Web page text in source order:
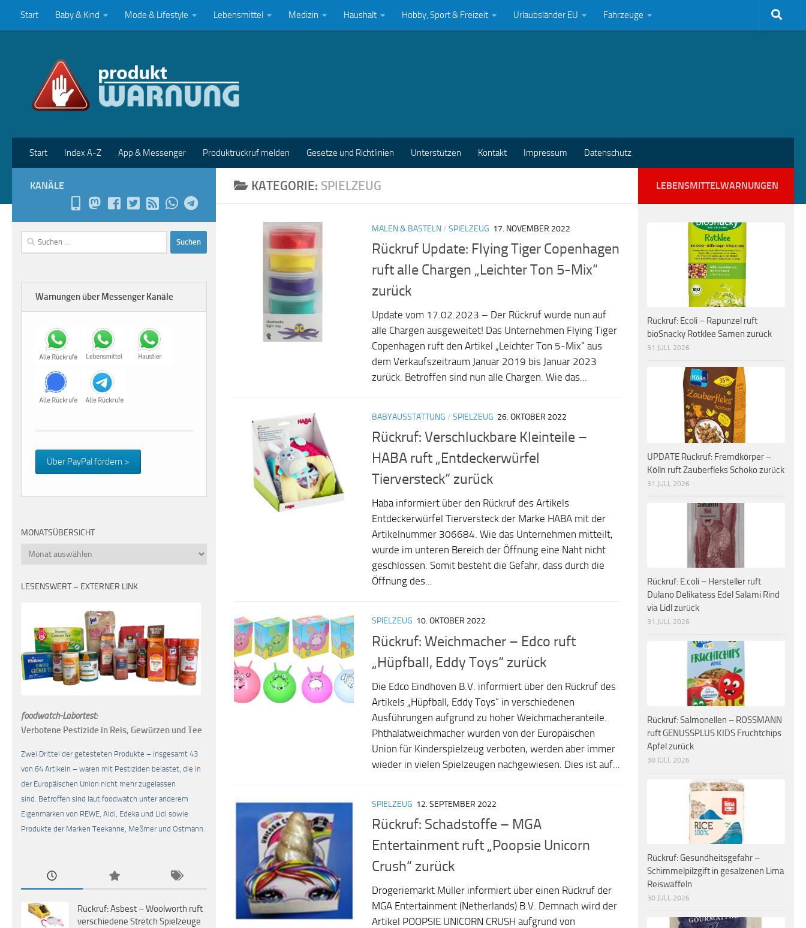
Zum Inhalt springen
Start Baby & Kind Mode & Lifestyle Lebensmittel Medizin Haushalt Hobby, Sport & Freizeit Urlaubsländer EU Fahrzeuge
Start Index A-Z App & Messenger Produktrückruf melden Gesetze und Richtlinien Unterstützen Kontakt Impressum Datenschutz
KATEGORIE: SPIELZEUG
MALEN & BASTELN/ SPIELZEUG 17. NOVEMBER 2022
Rückruf Update: Flying Tiger Copenhagen
ruft alle Chargen „Leichter Ton 5-Mix“
zurück
Update vom 17.02.2023 – Der Rückruf wurde nun auf
alle Chargen ausgeweitet! Das Unternehmen Flying Tiger
Copenhagen ruft den Artikel „Leichter Ton 5-Mix“ aus
dem Verkaufszeitraum Januar 2019 bis Januar 2023
zurück. Betroffen sind nun alle Chargen. Wie das...
BABYAUSSTATTUNG / SPIELZEUG 26. OKTOBER 2022
Rückruf: Verschluckbare Kleinteile –
HABA ruft „Entdeckerwürfel
Tierversteck“ zurück
Haba informiert über den Rückruf des Artikels
Entdeckerwürfel Tierversteck der Marke HABA mit der
Artikelnummer 306684. Wie das Unternehmen mitteilt,
wurde im unteren Bereich der Öffnung eine Naht nicht
geschlossen. Somit besteht die Gefahr, dass durch die
Öffnung des...
SPIELZEUG 10. OKTOBER 2022
Rückruf: Weichmacher – Edco ruft
„Hüpfball, Eddy Toys“ zurück
Die Edco Eindhoven B.V. informiert über den Rückruf des
Artikels „Hüpfball, Eddy Toys“ in verschiedenen
Ausführungen aufgrund zu hoher Weichmacheranteile.
Phthalatweichmacher wurden von der Europäischen
Union für Kinderspielzeug verboten, werden aber immer
wieder in vielen Spielzeugen nachgewiesen. Dies ist auf...
SPIELZEUG 12. SEPTEMBER 2022
Rückruf: Schadstoffe – MGA
Entertainment ruft „Poopsie Unicorn
Crush“ zurück
Drogeriemarkt Müller informiert über einen Rückruf der
MGA Entertainment (Netherlands) B.V. Demnach wird der
Artikel POOPSIE UNICORN CRUSH aufgrund von
KANÄLE
Suchen
nach:
Warnungen über Messenger Kanäle
Über PayPal fördern >
MONATSÜBERSICHT
Monatsübersicht
LESENSWERT – EXTERNER LINK
foodwatch-Labortest:
Verbotene Pestizide in Reis, Gewürzen und Tee
Zwei Drittel der getesteten Produkte – insgesamt 43
von 64 Artikeln – waren mit Pestiziden belastet, die in
der Europäischen Union nicht mehr zugelassen
sind. Betroffen sind laut foodwatch unter anderem
Eigenmarken von REWE, Aldi, Edeka und Lidl sowie
Produkte der Marken Teekanne, Meßmer und Ostmann.
Rückruf: Asbest – Woolworth ruft
verschiedene Stretch Spielzeuge
LEBENSMITTELWARNUNGEN
Rückruf: Ecoli – Rapunzel ruft
bioSnacky Rotklee Samen zurück
31 JULI, 2026
UPDATE Rückruf: Fremdkörper –
Kölln ruft Zauberfleks Schoko zurück
31 JULI, 2026
Rückruf: E.coli – Hersteller ruft
Dulano Delikatess Edel Salami Rind
via Lidl zurück
31 JULI, 2026
Rückruf: Salmonellen – ROSSMANN
ruft GENUSSPLUS KIDS Fruchtchips
Apfel zurück
30 JULI, 2026
Rückruf: Gesundheitsgefahr –
Schimmelpilzgift in gesalzenen Lima
Reiswaffeln
30 JULI, 2026